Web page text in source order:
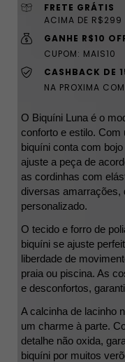
FRETE GRÁTIS
ACIMA DE R$299
GANHE R$10
CUPOM: MAIS10
CASHBACK DE
NA PROXIMA
O Biquíni Luna é o
conforto e estilo. Com
biquíni conta com
ajuste a peça de
as cordinhas com
diversas amarrações,
personalizado.
O tecido e forro de
biquíni se ajuste
liberdade de
praia ou piscina. As
e desconfortos,
A calcinha de lacinho
um charme à parte.
detalhe não oxida,
biquíni por muitos